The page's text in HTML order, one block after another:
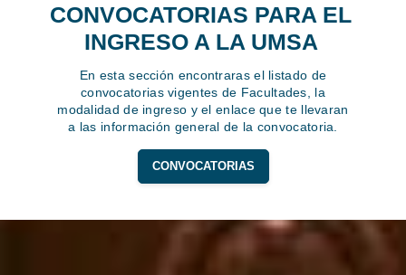
CONVOCATORIAS PARA EL
INGRESO A LA UMSA
En esta sección encontraras el listado de
convocatorias vigentes de Facultades, la
modalidad de ingreso y el enlace que te llevaran
a las información general de la convocatoria.
CONVOCATORIAS